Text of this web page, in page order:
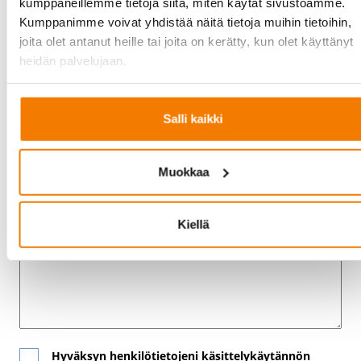
Kumppanimme voivat yhdistää näitä tietoja muihin tietoihin,
joita olet antanut heille tai joita on kerätty, kun olet käyttänyt
heidän palvelujaan.
Salli kaikki
Muokkaa
Kiellä
Sähköposti
Viesti
Hyväksyn henkilötietojeni käsittelykäytännön